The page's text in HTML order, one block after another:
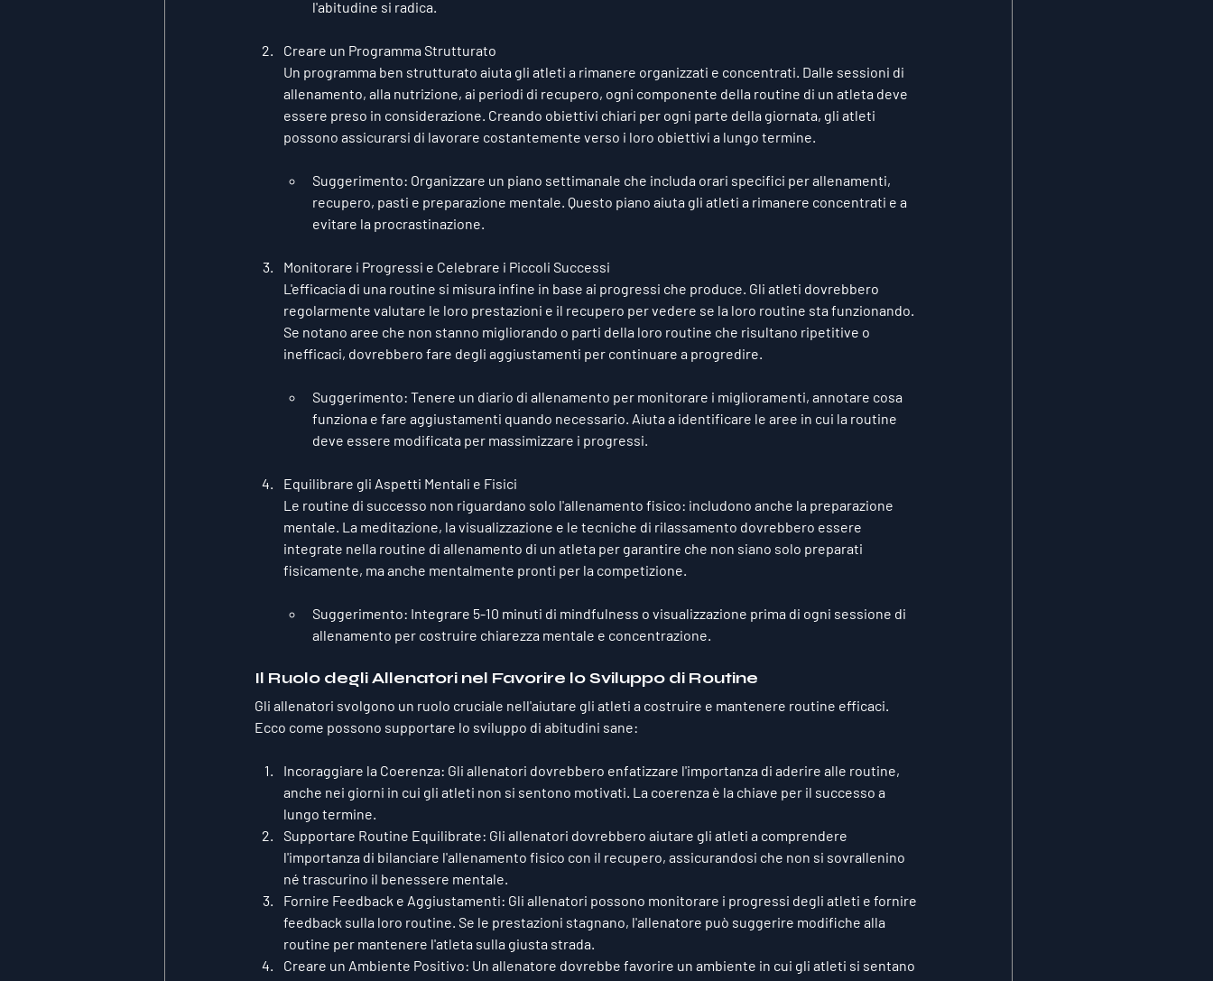
l'abitudine si radica.
Creare un Programma Strutturato
Un programma ben strutturato aiuta gli atleti a rimanere organizzati e concentrati. Dalle sessioni di
allenamento, alla nutrizione, ai periodi di recupero, ogni componente della routine di un atleta deve
essere preso in considerazione. Creando obiettivi chiari per ogni parte della giornata, gli atleti
possono assicurarsi di lavorare costantemente verso i loro obiettivi a lungo termine.
Suggerimento: Organizzare un piano settimanale che includa orari specifici per allenamenti,
recupero, pasti e preparazione mentale. Questo piano aiuta gli atleti a rimanere concentrati e a
evitare la procrastinazione.
Monitorare i Progressi e Celebrare i Piccoli Successi
L'efficacia di una routine si misura infine in base ai progressi che produce. Gli atleti dovrebbero
regolarmente valutare le loro prestazioni e il recupero per vedere se la loro routine sta funzionando.
Se notano aree che non stanno migliorando o parti della loro routine che risultano ripetitive o
inefficaci, dovrebbero fare degli aggiustamenti per continuare a progredire.
Suggerimento: Tenere un diario di allenamento per monitorare i miglioramenti, annotare cosa
funziona e fare aggiustamenti quando necessario. Aiuta a identificare le aree in cui la routine
deve essere modificata per massimizzare i progressi.
Equilibrare gli Aspetti Mentali e Fisici
Le routine di successo non riguardano solo l'allenamento fisico: includono anche la preparazione
mentale. La meditazione, la visualizzazione e le tecniche di rilassamento dovrebbero essere
integrate nella routine di allenamento di un atleta per garantire che non siano solo preparati
fisicamente, ma anche mentalmente pronti per la competizione.
Suggerimento: Integrare 5-10 minuti di mindfulness o visualizzazione prima di ogni sessione di
allenamento per costruire chiarezza mentale e concentrazione.
Il Ruolo degli Allenatori nel Favorire lo Sviluppo di Routine
Gli allenatori svolgono un ruolo cruciale nell'aiutare gli atleti a costruire e mantenere routine efficaci.
Ecco come possono supportare lo sviluppo di abitudini sane:
Incoraggiare la Coerenza: Gli allenatori dovrebbero enfatizzare l'importanza di aderire alle routine,
anche nei giorni in cui gli atleti non si sentono motivati. La coerenza è la chiave per il successo a
lungo termine.
Supportare Routine Equilibrate: Gli allenatori dovrebbero aiutare gli atleti a comprendere
l'importanza di bilanciare l'allenamento fisico con il recupero, assicurandosi che non si sovrallenino
né trascurino il benessere mentale.
Fornire Feedback e Aggiustamenti: Gli allenatori possono monitorare i progressi degli atleti e fornire
feedback sulla loro routine. Se le prestazioni stagnano, l'allenatore può suggerire modifiche alla
routine per mantenere l'atleta sulla giusta strada.
Creare un Ambiente Positivo: Un allenatore dovrebbe favorire un ambiente in cui gli atleti si sentano